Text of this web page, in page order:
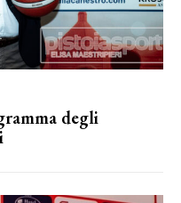
degli